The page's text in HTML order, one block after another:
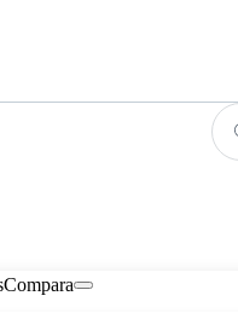
Compara